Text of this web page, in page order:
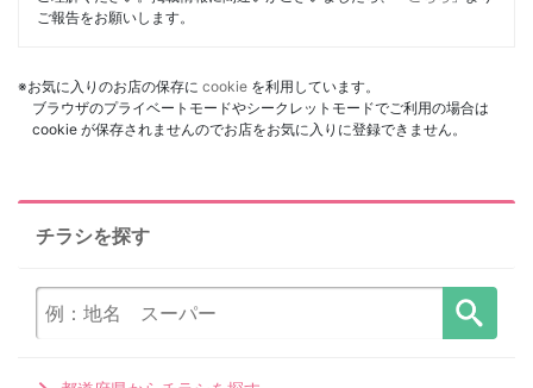
ご報告をお願いします。
※お気に入りのお店の保存に cookie を利用しています。
ブラウザのプライベートモードやシークレットモードでご利用の場合は
cookie が保存されませんのでお店をお気に入りに登録できません。
チラシを探す